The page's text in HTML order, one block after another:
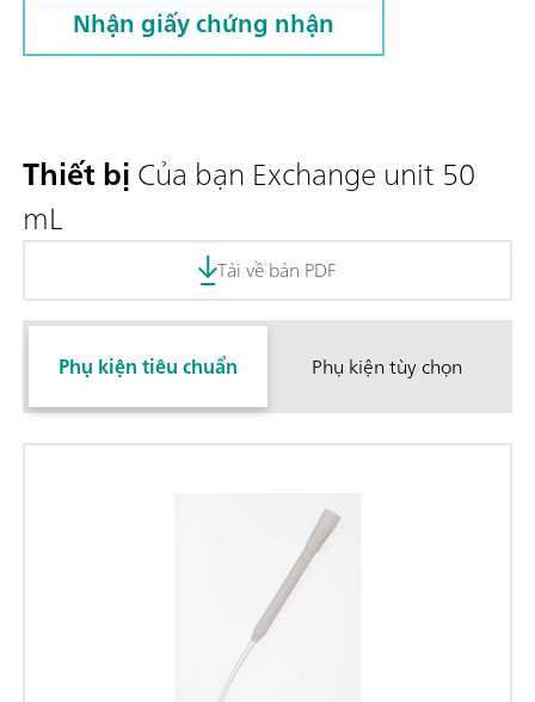
Nhận giấy chứng nhận
Thiết bịCủa bạn Exchange unit 50
mL
Tải về bản PDF
Phụ kiện tiêu chuẩn Phụ kiện tùy chọn